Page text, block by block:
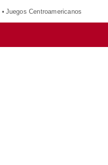
Juegos Centroamericanos